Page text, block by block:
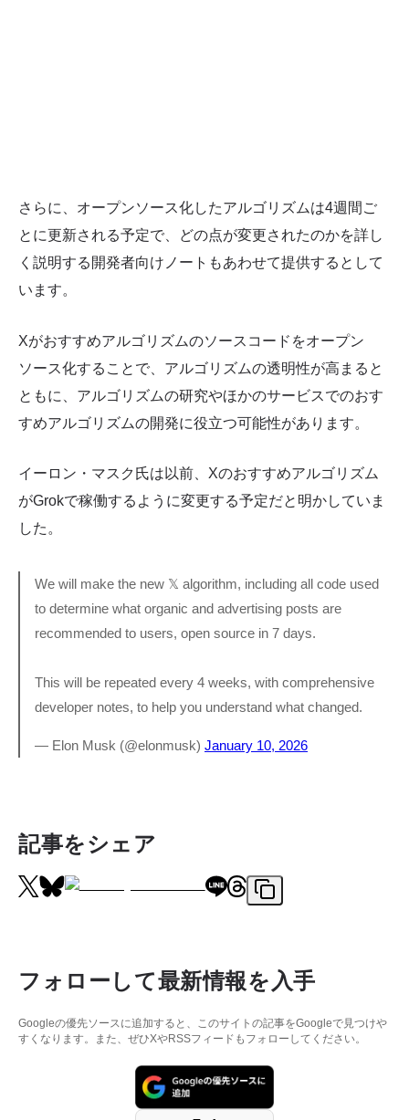
さらに、オープンソース化したアルゴリズムは4週間ご
とに更新される予定で、どの点が変更されたのかを詳し
く説明する開発者向けノートもあわせて提供するとして
います。
Xがおすすめアルゴリズムのソースコードをオープン
ソース化することで、アルゴリズムの透明性が高まると
ともに、アルゴリズムの研究やほかのサービスでのおす
すめアルゴリズムの開発に役立つ可能性があります。
イーロン・マスク氏は以前、Xのおすすめアルゴリズム
がGrokで稼働するように変更する予定だと明かしていま
した。
We will make the new 𝕏 algorithm, including all code used
to determine what organic and advertising posts are
recommended to users, open source in 7 days.
This will be repeated every 4 weeks, with comprehensive
developer notes, to help you understand what changed.
— Elon Musk (@elonmusk) January 10, 2026
記事をシェア
フォローして最新情報を入手
Googleの優先ソースに追加すると、このサイトの記事をGoogleで見つけや
すくなります。また、ぜひXやRSSフィードもフォローしてください。